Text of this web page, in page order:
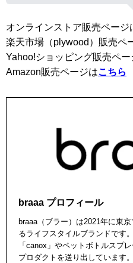
オンラインストア販売ページ
楽天市場（plywood）販売ペ
Yahoo!ショッピング販売ペー
Amazon販売ページはこちら
braaa プロフィール
braaa（ブラー）は2021年に東
るライフスタイルブランドです
「canox」やペットボトルスプ
プロダクトを送り出しています。